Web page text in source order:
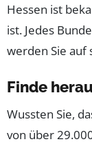
Hessen ist
ist. Jedes
werden Sie auf
Finde
Wussten Sie,
von über